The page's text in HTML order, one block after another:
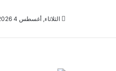
الثلاثاء, أغسطس 4 2026